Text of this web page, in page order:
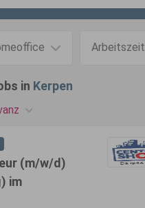
Arbeitszeit
in Kerpen
(m/w/d)
im